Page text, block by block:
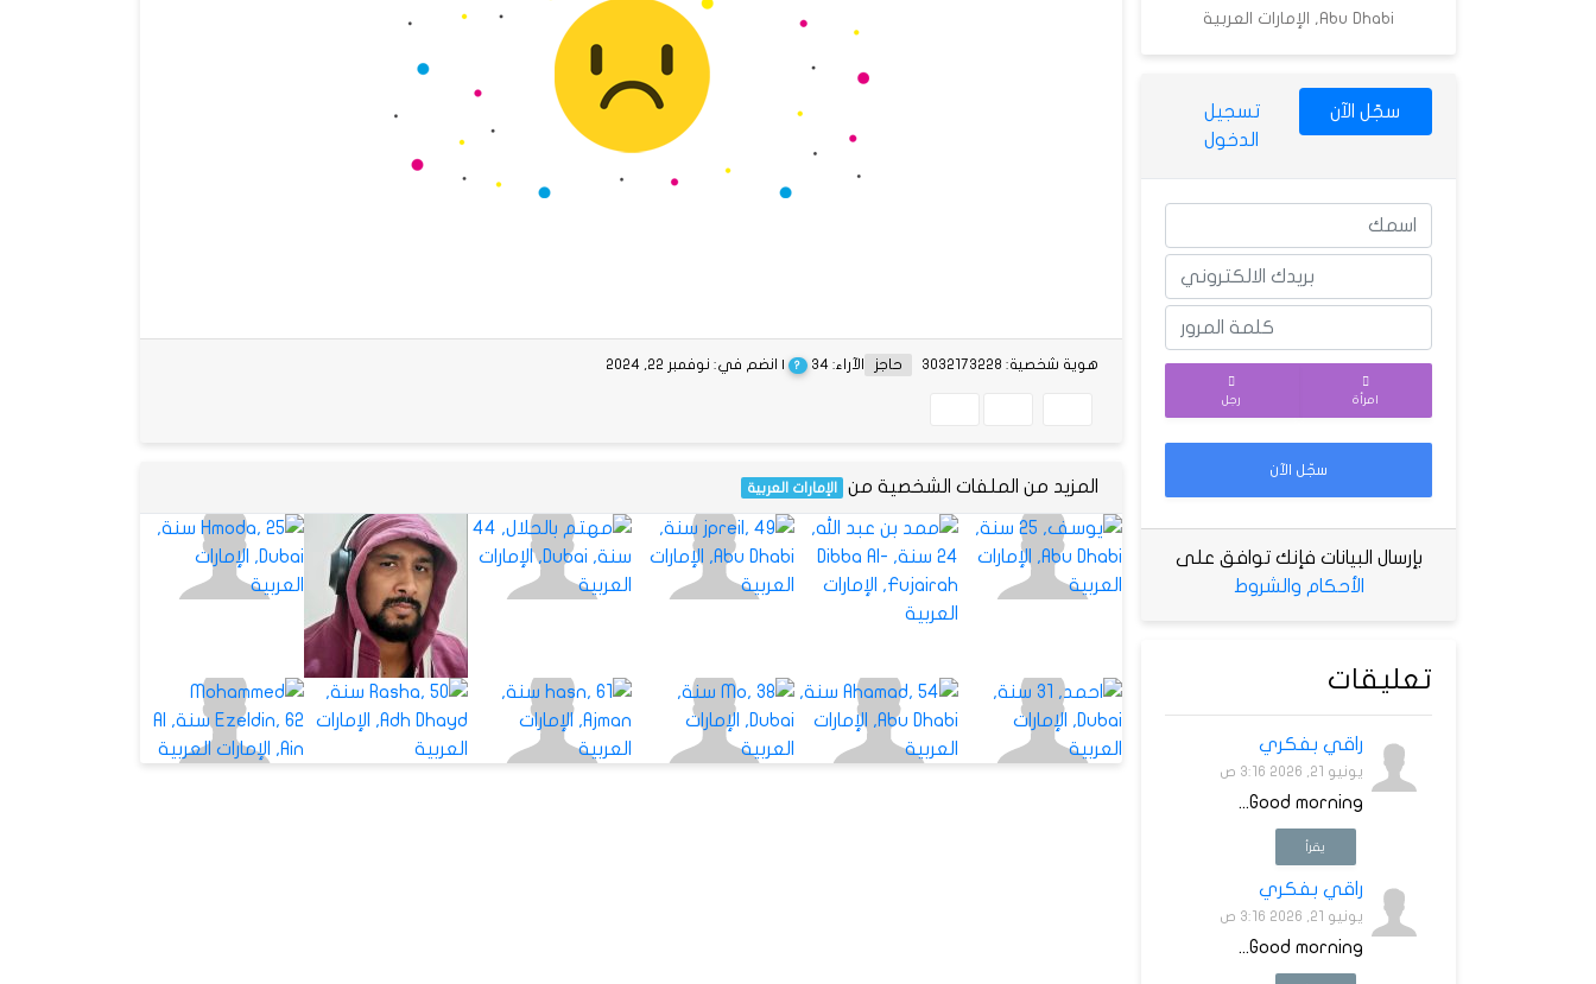
الآراء: 34 ? | انضم في: نوفمبر 22, 2024 هوية شخصية: 3032173228 حاجز
المزيد من الملفات الشخصية من الإمارات العربية
Abu Dhabi, الإمارات العربية
سجّل الآن
تسجيل
الدخول
امرأة رجل
سجّل الآن
بإرسال البيانات فإنك توافق على
الأحكام والشروط
تعليقات
راقي بفكري
يونيو 21, 2026 3:16 ص
Good morning...
يقرأ
راقي بفكري
يونيو 21, 2026 3:16 ص
Good morning...